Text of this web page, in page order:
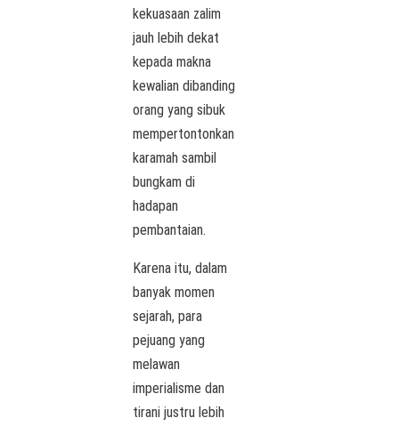
kekuasaan zalim
jauh lebih dekat
kepada makna
kewalian dibanding
orang yang sibuk
mempertontonkan
karamah sambil
bungkam di
hadapan
pembantaian.
Karena itu, dalam
banyak momen
sejarah, para
pejuang yang
melawan
imperialisme dan
tirani justru lebih